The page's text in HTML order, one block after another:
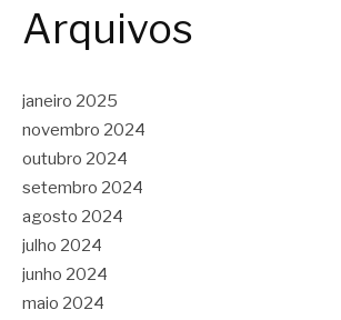
Arquivos
janeiro 2025
novembro 2024
outubro 2024
setembro 2024
agosto 2024
julho 2024
junho 2024
maio 2024